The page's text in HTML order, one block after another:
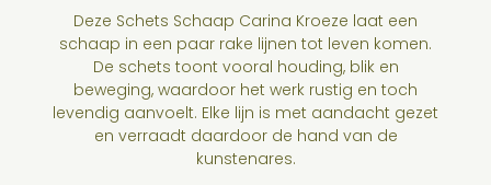
Deze Schets Schaap Carina Kroeze laat een
schaap in een paar rake lijnen tot leven komen.
De schets toont vooral houding, blik en
beweging, waardoor het werk rustig en toch
levendig aanvoelt. Elke lijn is met aandacht gezet
en verraadt daardoor de hand van de
kunstenares.